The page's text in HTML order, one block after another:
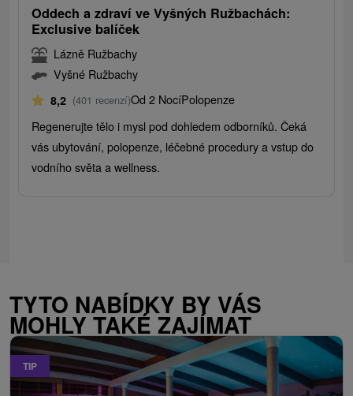
Oddech a zdraví ve Vyšných Ružbachách:
Exclusive balíček
Lázně Ružbachy
Vyšné Ružbachy
8,2 (401 recenzí)Od 2 NocíPolopenze
Regenerujte tělo i mysl pod dohledem odborníků. Čeká
vás ubytování, polopenze, léčebné procedury a vstup do
vodního světa a wellness.
TYTO NABÍDKY BY VÁS
MOHLY TAKÉ ZAJÍMAT
TIP